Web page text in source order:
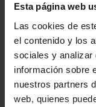
Esta página web
Las cookies de
el contenido y los
sociales y analizar
información sobre
nuestros partners
web, quienes